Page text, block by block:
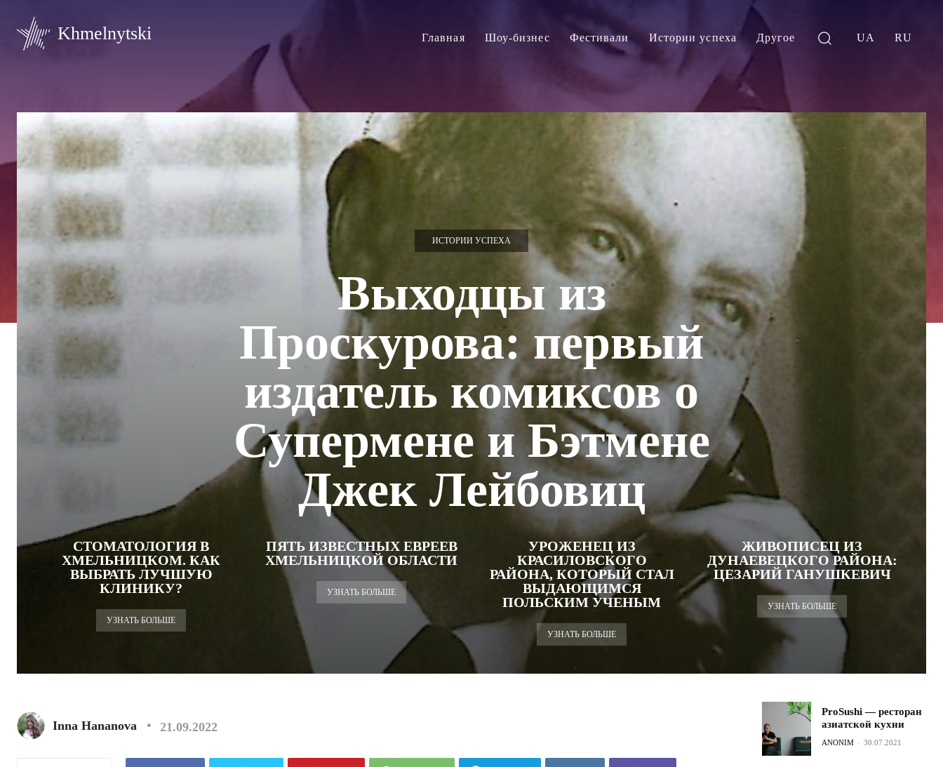
Khmelnytski Главная Шоу-бизнес Фестивали Истории успеха Другое UA RU
ИСТОРИИ УСПЕХА
Выходцы из
Проскурова: первый
издатель комиксов о
Супермене и Бэтмене
Джек Лейбовиц
СТОМАТОЛОГИЯ В
ХМЕЛЬНИЦКОМ. КАК
ВЫБРАТЬ ЛУЧШУЮ
КЛИНИКУ?
УЗНАТЬ БОЛЬШЕ
ПЯТЬ ИЗВЕСТНЫХ ЕВРЕЕВ
ХМЕЛЬНИЦКОЙ ОБЛАСТИ
УЗНАТЬ БОЛЬШЕ
УРОЖЕНЕЦ ИЗ
КРАСИЛОВСКОГО
РАЙОНА, КОТОРЫЙ СТАЛ
ВЫДАЮЩИМСЯ
ПОЛЬСКИМ УЧЕНЫМ
УЗНАТЬ БОЛЬШЕ
ЖИВОПИСЕЦ ИЗ
ДУНАЕВЕЦКОГО РАЙОНА:
ЦЕЗАРИЙ ГАНУШКЕВИЧ
УЗНАТЬ БОЛЬШЕ
Inna Hananova 21.09.2022
ProSushi — ресторан
азиатской кухни
ANONIM - 30.07.2021